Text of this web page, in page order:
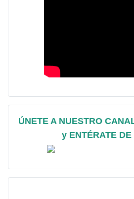
ÚNETE A NUESTRO
y ENTÉRATE DE